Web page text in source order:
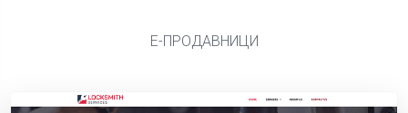
Е-ПРОДАВНИЦИ